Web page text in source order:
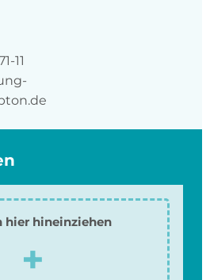
11
hier hineinziehen